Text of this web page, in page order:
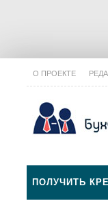
О ПРОЕКТЕ
ПОЛУЧИТЬ